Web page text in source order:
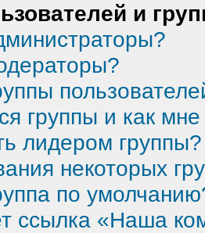
и
группы и как
лидером группы?
некоторых
по
ссылка «Наша